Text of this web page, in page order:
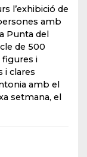
l’exhibició de
amb
Punta del
de 500
i
i clares
amb el
setmana, el